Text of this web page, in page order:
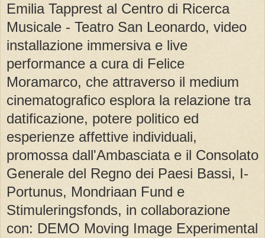
Emilia Tapprest al Centro di Ricerca
Musicale - Teatro San Leonardo, video
installazione immersiva e live
performance a cura di Felice
Moramarco, che attraverso il medium
cinematografico esplora la relazione tra
datificazione, potere politico ed
esperienze affettive individuali,
promossa dall'Ambasciata e il Consolato
Generale del Regno dei Paesi Bassi, I-
Portunus, Mondriaan Fund e
Stimuleringsfonds, in collaborazione
con: DEMO Moving Image Experimental